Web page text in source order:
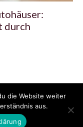
durch
Impressum
die Website weiter
aus.